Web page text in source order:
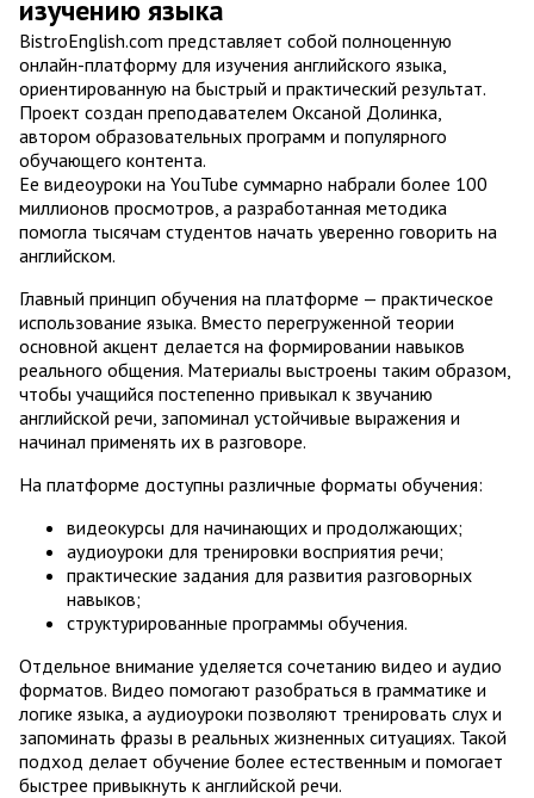
изучению языка
BistroEnglish.com представляет собой полноценную
онлайн-платформу для изучения английского языка,
ориентированную на быстрый и практический результат.
Проект создан преподавателем Оксаной Долинка,
автором образовательных программ и популярного
обучающего контента.
Ее видеоуроки на YouTube суммарно набрали более 100
миллионов просмотров, а разработанная методика
помогла тысячам студентов начать уверенно говорить на
английском.
Главный принцип обучения на платформе — практическое
использование языка. Вместо перегруженной теории
основной акцент делается на формировании навыков
реального общения. Материалы выстроены таким образом,
чтобы учащийся постепенно привыкал к звучанию
английской речи, запоминал устойчивые выражения и
начинал применять их в разговоре.
На платформе доступны различные форматы обучения:
видеокурсы для начинающих и продолжающих;
аудиоуроки для тренировки восприятия речи;
практические задания для развития разговорных
навыков;
структурированные программы обучения.
Отдельное внимание уделяется сочетанию видео и аудио
форматов. Видео помогают разобраться в грамматике и
логике языка, а аудиоуроки позволяют тренировать слух и
запоминать фразы в реальных жизненных ситуациях. Такой
подход делает обучение более естественным и помогает
быстрее привыкнуть к английской речи.